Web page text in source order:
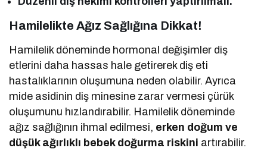
Hamilelikte Ağız Sağlığına Dikkat!
Hamilelik döneminde hormonal değişimler diş
etlerini daha hassas hale getirerek diş eti
hastalıklarının oluşumuna neden olabilir. Ayrıca
mide asidinin diş minesine zarar vermesi çürük
oluşumunu hızlandırabilir. Hamilelik döneminde
ağız sağlığının ihmal edilmesi, erken doğum ve
düşük ağırlıklı bebek doğurma riskini artırabilir.